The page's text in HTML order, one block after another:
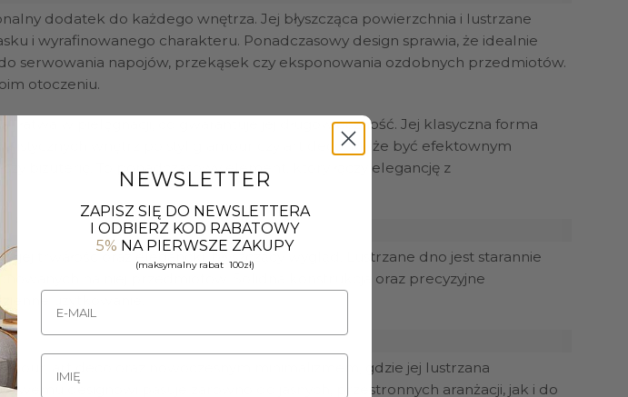
dodatek do każdego wnętrza. Jej błyszcząca powierzchnia i lustrzane
i wyrafinowanego charakteru. Ponadczasowy design sprawia, że idealnie
serwowania napojów, przekąsek czy eksponowania ozdobnych przedmiotów.
otoczeniu.
i łatwa w pielęgnacji, co gwarantuje jej długowieczność. Jej klasyczna forma
wnętrz po styl glamour czy art déco. Może być efektownym
biżuterię. To ponadczasowy element, który łączy elegancję z
trwałość oraz elegancki, błyszczący wygląd. Lustrzane dno jest starannie
na niej przedmiotów. Solidna konstrukcja oraz precyzyjne
użytkowanie.
art déco oraz nowoczesnym minimalizmem, gdzie jej lustrzana
designowi pasuje zarówno do jasnych, przestronnych aranżacji, jak i do
NEWSLETTER
ZAPISZ SIĘ DO NEWSLETTERA
I ODBIERZ KOD RABATOWY
5% NA PIERWSZE ZAKUPY
(maksymalny rabat 100zł)